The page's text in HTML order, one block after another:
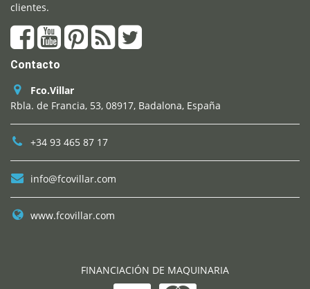
clientes.
Contacto
Fco.Villar
Rbla. de Francia, 53, 08917, Badalona, España
+34 93 465 87 17
info@fcovillar.com
www.fcovillar.com
FINANCIACIÓN DE MAQUINARIA